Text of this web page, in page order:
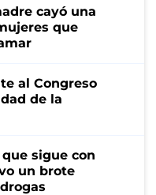
cayó una
que
al Congreso
de la
sigue con
un brote